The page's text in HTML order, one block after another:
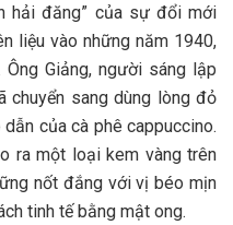
hải đăng” của sự đổi mới
liệu vào những năm 1940,
Giảng, người sáng lập
chuyển sang dùng lòng đỏ
của cà phê cappuccino.
ra một loại kem vàng trên
nốt đắng với vị béo mịn
tinh tế bằng mật ong.